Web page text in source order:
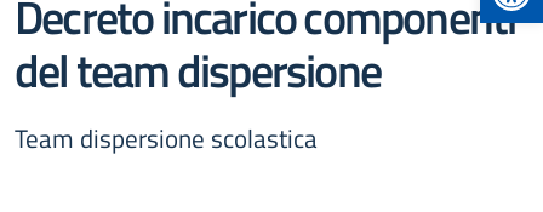
Decreto incarico componenti
del team dispersione
Team dispersione scolastica